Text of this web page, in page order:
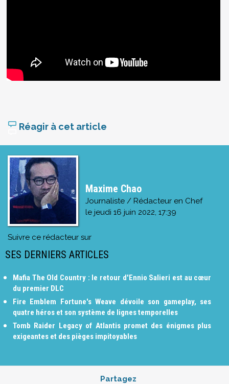
Réagir à cet article
Maxime Chao
Journaliste / Rédacteur en Chef
le jeudi 16 juin 2022, 17:39
Suivre ce rédacteur sur
SES DERNIERS ARTICLES
Mafia The Old Country : le retour d'Ennio Salieri est au cœur
du premier DLC
Fire Emblem Fortune's Weave dévoile son gameplay, ses
quatre héros et son système de lignes temporelles
Tomb Raider Legacy of Atlantis promet des énigmes plus
exigeantes et des pièges impitoyables
Partagez